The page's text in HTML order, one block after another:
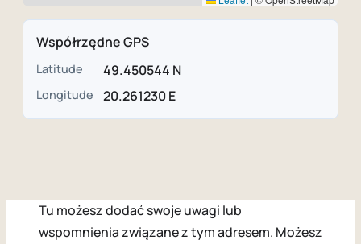
Współrzędne GPS
Latitude 49.450544 N
Longitude 20.261230 E
Tu możesz dodać swoje uwagi lub
wspomnienia związane z tym adresem. Możesz